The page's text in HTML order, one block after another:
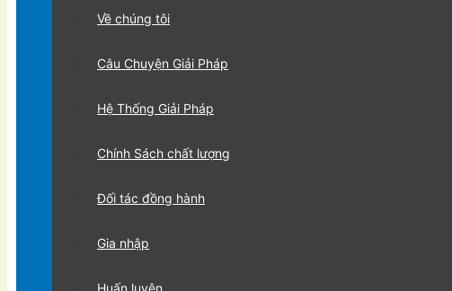
Về chúng tôi
Câu Chuyện Giải Pháp
Hệ Thống Giải Pháp
Chính Sách chất lượng
Đối tác đồng hành
Gia nhập
Huấn luyện